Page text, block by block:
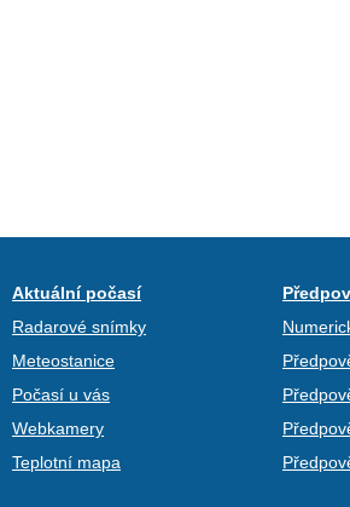
Aktuální počasí
Radarové snímky
Meteostanice
Počasí u vás
Webkamery
Teplotní mapa